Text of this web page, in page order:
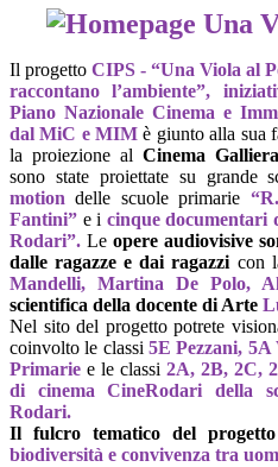
Il progetto CIPS - “Una Viola al
raccontano l’ambiente”,
Piano Nazionale Cinema e
dal MiC e MIMè giunto alla sua
la proiezione al Cinema
sono state proiettate su grande
motion delle scuole primarie
Fantini” e i cinque documentari
Rodari”. Le opere audiovisive
dalle ragazze e dai ragazzi con
Mandelli, Martina De Polo,
scientifica della docente di Arte
Nel sito del progetto potrete
coinvolto le classi 5E Pezzani, 5A
Primarie e le classi 2A, 2B, 2C,
di cinema CineRodari della
Rodari.
Il fulcro tematico del
biodiversità e convivenza tra